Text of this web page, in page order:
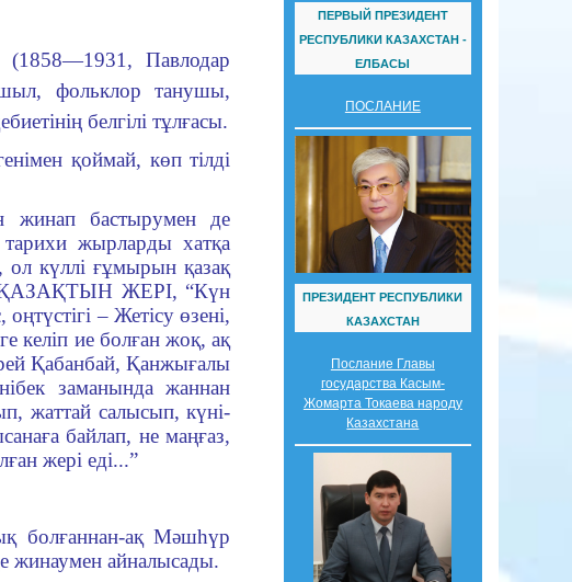
(1858—1931, Павлодар
фольклор танушы,
белгілі тұлғасы.
қоймай, көп тілді
жинап бастырумен де
жырларды хатқа
ол күллі ғұмырын қазақ
ҚАЗАҚТЫН ЖЕРІ, “Күн
– Жетісу өзені,
келіп ие болған жоқ, ақ
Қабанбай, Қанжығалы
заманында жаннан
жаттай салысып, күні-
байлап, не маңғаз,
жері еді...”
болғаннан-ақ Мәшһүр
жинау­мен айналысады.
ПЕРВЫЙ ПРЕЗИДЕНТ
РЕСПУБЛИКИ КАЗАХСТАН -
ЕЛБАСЫ
ПОСЛАНИЕ
ПРЕЗИДЕНТ РЕСПУБЛИКИ
КАЗАХСТАН
Послание Главы
государства Касым-
Жомарта Токаева народу
Казахстана